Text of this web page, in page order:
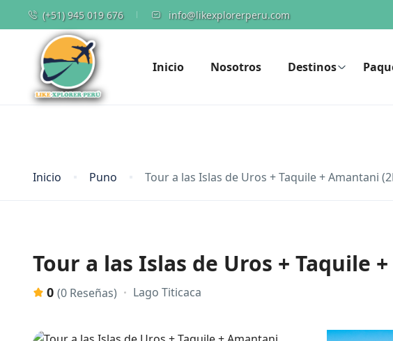
(+51) 945 019 676 info@likexplorerperu.com
Inicio Nosotros Destinos
Inicio Puno Tour a las Islas de Uros + Taquile + Amantani
Tour a las Islas de Uros + Taquile
0 (0 Reseñas) Lago Titicaca